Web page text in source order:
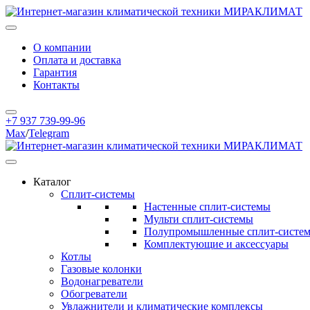
О компании
Оплата и доставка
Гарантия
Контакты
+7 937 739-99-96
Max/Telegram
Каталог
Сплит-системы
Настенные сплит-системы
Мульти сплит-системы
Полупромышленные сплит-
Комплектующие и аксессуары
Котлы
Газовые колонки
Водонагреватели
Обогреватели
Увлажнители и климатические комплексы